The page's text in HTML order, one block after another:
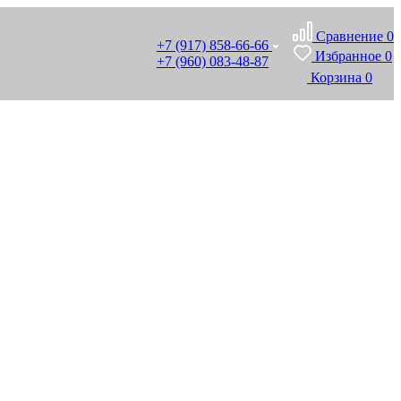
+7 (917) 858-66-66
+7 (960) 083-48-87
Сравнение 0
Избранное 0
Корзина 0